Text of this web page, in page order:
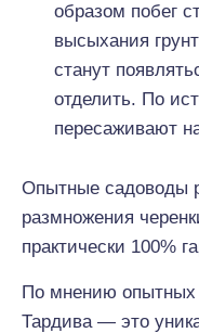
образом побег
высыхания
станут
отделить. По
пересаживают
Опытные садоводы
размножения
практически 100%
По мнению опытных
Тардива — это